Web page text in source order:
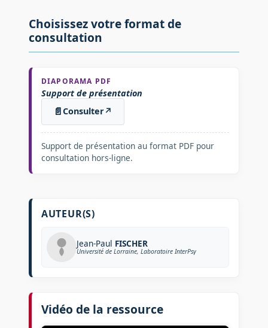
Choisissez votre format de
consultation
DIAPORAMA PDF
Support de présentation
📄Consulter↗
Support de présentation au format PDF pour
consultation hors-ligne.
AUTEUR(S)
Jean-Paul FISCHER
Université de Lorraine, Laboratoire InterPsy
Vidéo de la ressource